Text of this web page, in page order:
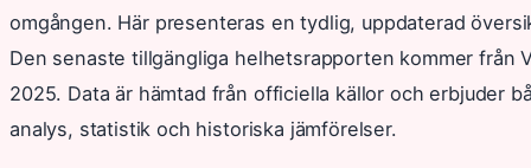
omgången. Här presenteras en tydlig, uppdaterad
Den senaste tillgängliga helhetsrapporten kommer från
2025. Data är hämtad från officiella källor och erbjuder
analys, statistik och historiska jämförelser.